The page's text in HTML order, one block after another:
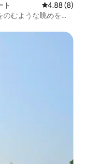
ト レビュー8件
4.88 (8)
むような眺めを楽